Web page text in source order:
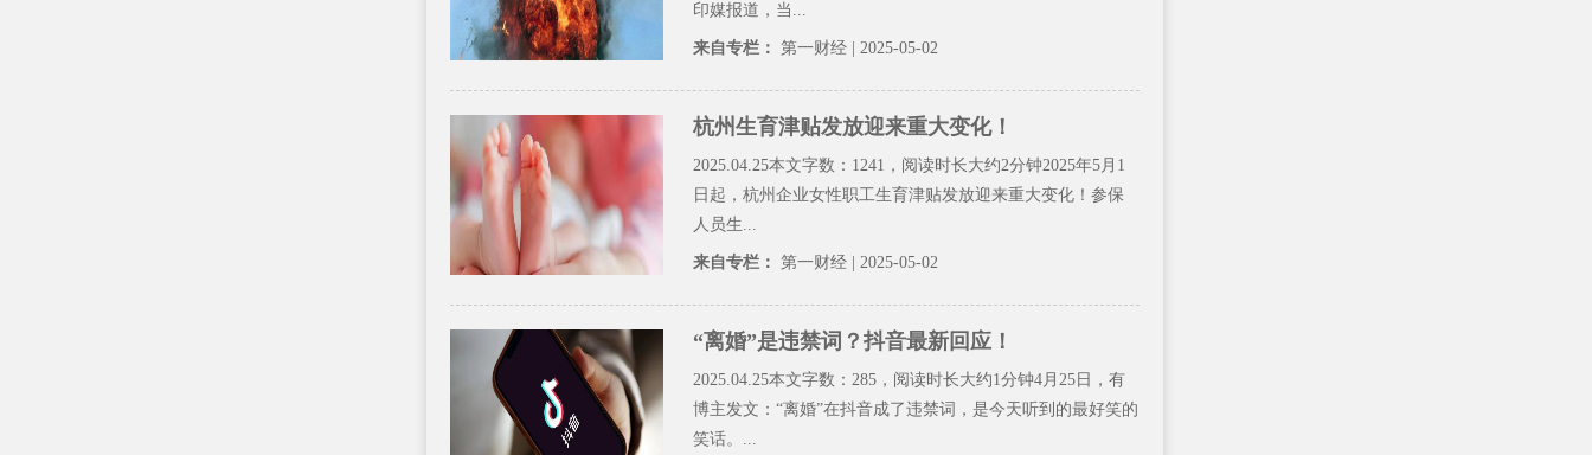
印媒报道，当...
来自专栏： 第一财经 | 2025-05-02
杭州生育津贴发放迎来重大变化！
2025.04.25本文字数：1241，阅读时长大约2分钟2025年5月1
日起，杭州企业女性职工生育津贴发放迎来重大变化！参保
人员生...
来自专栏： 第一财经 | 2025-05-02
“离婚”是违禁词？抖音最新回应！
2025.04.25本文字数：285，阅读时长大约1分钟4月25日，有
博主发文：“离婚”在抖音成了违禁词，是今天听到的最好笑的
笑话。...